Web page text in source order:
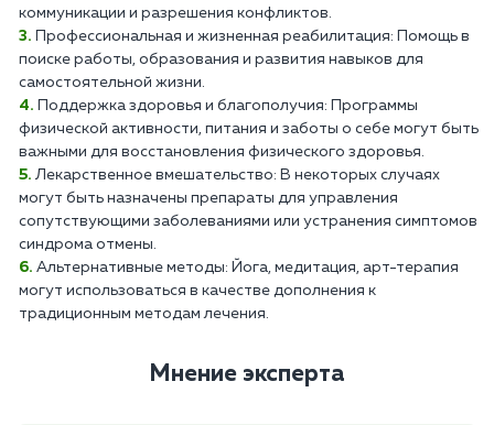
коммуникации и разрешения конфликтов.
Профессиональная и жизненная реабилитация: Помощь в
поиске работы, образования и развития навыков для
самостоятельной жизни.
Поддержка здоровья и благополучия: Программы
физической активности, питания и заботы о себе могут быть
важными для восстановления физического здоровья.
Лекарственное вмешательство: В некоторых случаях
могут быть назначены препараты для управления
сопутствующими заболеваниями или устранения симптомов
синдрома отмены.
Альтернативные методы: Йога, медитация, арт-терапия
могут использоваться в качестве дополнения к
традиционным методам лечения.
Мнение эксперта